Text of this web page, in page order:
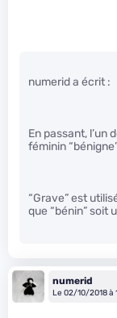
numerid a écrit :
En passant, l’un
féminin
“Grave” est
que “bénin” soit
numerid
Le 02/10/2018 à